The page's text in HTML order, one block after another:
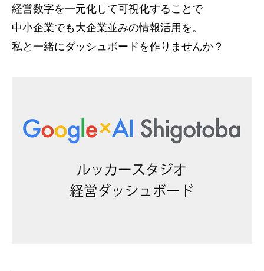
経営数字を一元化して可視化することで
中小企業でも大企業並みの情報活用を。
私と一緒にダッシュボードを作りませんか？